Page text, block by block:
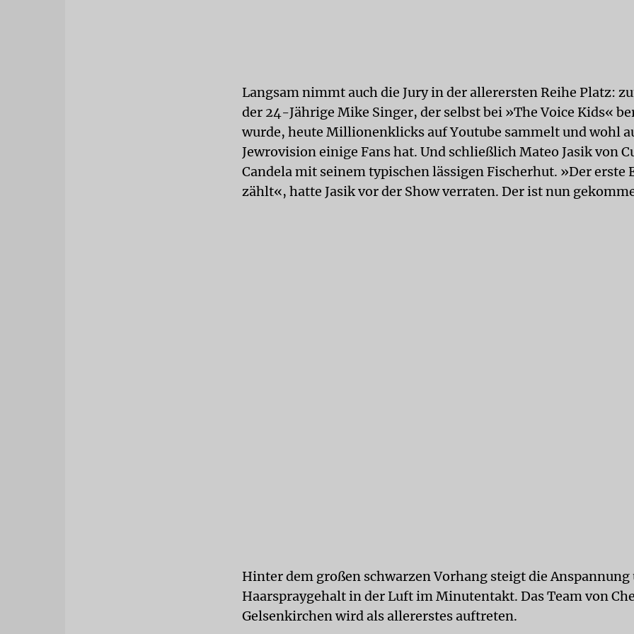
Langsam nimmt auch die Jury in der allerersten Reihe Platz:
der 24-Jährige Mike Singer, der selbst bei »The Voice Kids«
wurde, heute Millionenklicks auf Youtube sammelt und wohl
Jewrovision einige Fans hat. Und schließlich Mateo Jasik von
Candela mit seinem typischen lässigen Fischerhut. »Der erste
zählt«, hatte Jasik vor der Show verraten. Der ist nun
Hinter dem großen schwarzen Vorhang steigt die Anspannung
Haarspraygehalt in der Luft im Minutentakt. Das Team von
Gelsenkirchen wird als allererstes auftreten.